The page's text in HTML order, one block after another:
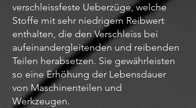
verschleissfeste Ueberzüge, welche
Stoffe mit sehr niedrigem Reibwert
enthalten, die den Verschleiss bei
aufeinandergleitenden und reibenden
Teilen herabsetzen. Sie gewährleisten
so eine Erhöhung der Lebensdauer
von Maschinenteilen und
Werkzeugen.